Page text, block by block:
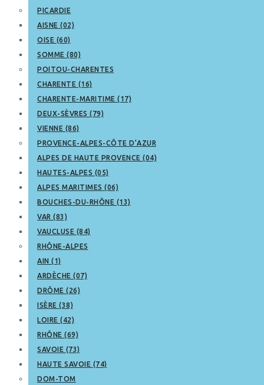
PICARDIE
AISNE (02)
OISE (60)
SOMME (80)
POITOU-CHARENTES
CHARENTE (16)
CHARENTE-MARITIME (17)
DEUX-SÈVRES (79)
VIENNE (86)
PROVENCE-ALPES-CÔTE D’AZUR
ALPES DE HAUTE PROVENCE (04)
HAUTES-ALPES (05)
ALPES MARITIMES (06)
BOUCHES-DU-RHÔNE (13)
VAR (83)
VAUCLUSE (84)
RHÔNE-ALPES
AIN (1)
ARDÈCHE (07)
DRÔME (26)
ISÈRE (38)
LOIRE (42)
RHÔNE (69)
SAVOIE (73)
HAUTE SAVOIE (74)
DOM-TOM